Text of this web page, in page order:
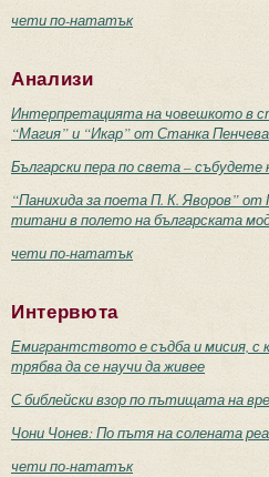
чети по-нататък
Анализи
Интерпретацията на човешкото в
“Магия” и “Икар” от Станка Пенчева
Български пера по света – събудете
“Панихида за поета П. К. Яворов”
титани в полето на българската
чети по-нататък
Интервюта
Емигрантството е съдба и мисия, с
трябва да се научи да живее
С библейски взор по пътищата на
Чони Чонев: По пътя на солената
чети по-нататък